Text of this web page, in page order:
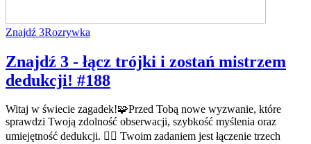
Znajdź 3Rozrywka
Znajdź 3 - łącz trójki i zostań mistrzem
dedukcji! #188
Witaj w świecie zagadek!🧩Przed Tobą nowe wyzwanie, które
sprawdzi Twoją zdolność obserwacji, szybkość myślenia oraz
umiejętność dedukcji. 🕵️‍♂️ Twoim zadaniem jest łączenie trzech